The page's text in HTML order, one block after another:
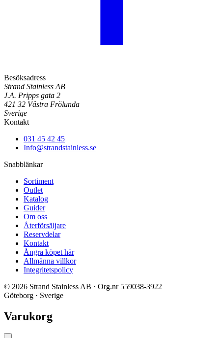
Besöksadress
Strand Stainless AB
J.A. Pripps gata 2
421 32 Västra Frölunda
Sverige
Kontakt
031 45 42 45
Info@strandstainless.se
Snabblänkar
Sortiment
Outlet
Katalog
Guider
Om oss
Återförsäljare
Reservdelar
Kontakt
Ångra köpet här
Allmänna villkor
Integritetspolicy
© 2026 Strand Stainless AB · Org.nr 559038-3922
Göteborg · Sverige
Varukorg